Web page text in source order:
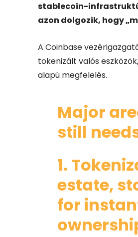
stablecoin-
azon dolgozik, hogy
A Coinbase
tokenizált valós
alapú megfelelés.
Major
still
1.
estate,
for